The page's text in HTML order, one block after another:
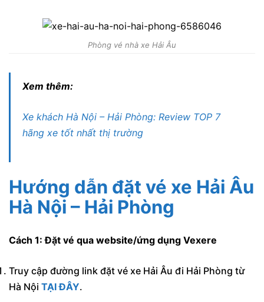
Phòng vé nhà xe Hải Âu
Xem thêm:
Xe khách Hà Nội – Hải Phòng: Review TOP 7
hãng xe tốt nhất thị trường
Hướng dẫn đặt vé xe Hải Âu
Hà Nội – Hải Phòng
Cách 1: Đặt vé qua website/ứng dụng Vexere
Truy cập đường link đặt vé xe Hải Âu đi Hải Phòng từ
Hà Nội TẠI ĐÂY.